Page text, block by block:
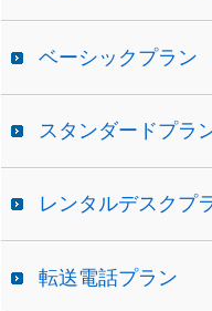
ベーシックプラン
スタンダードプラ
レンタルデスクプ
転送電話プラン